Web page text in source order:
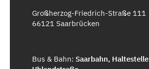
Großherzog-Friedrich-Straße 111
66121 Saarbrücken
Bus & Bahn: Saarbahn, Haltestelle